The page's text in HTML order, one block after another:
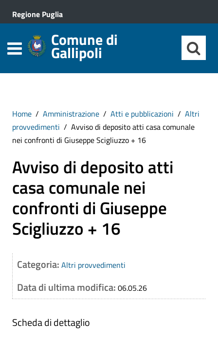
Regione Puglia
Comune di
Gallipoli
Home Amministrazione Atti e pubblicazioni
Altri
provvedimenti
Avviso di deposito atti casa comunale
nei confronti di Giuseppe Scigliuzzo + 16
Avviso di deposito atti
casa comunale nei
confronti di Giuseppe
Scigliuzzo + 16
Categoria: Altri provvedimenti
Data di ultima modifica: 06.05.26
Scheda di dettaglio